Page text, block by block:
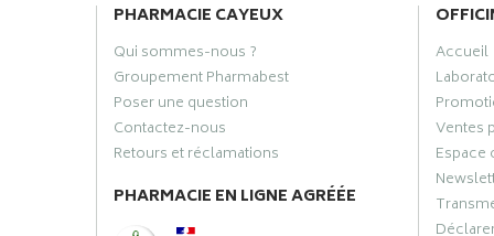
PHARMACIE CAYEUX
Qui sommes-nous ?
Groupement Pharmabest
Poser une question
Contactez-nous
Retours et réclamations
PHARMACIE EN LIGNE AGRÉÉE
Accueil
Ventes
Espace